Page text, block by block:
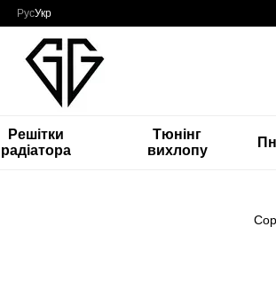
РусУкр
Решітки
радіатора
Тюнінг
вихлопу